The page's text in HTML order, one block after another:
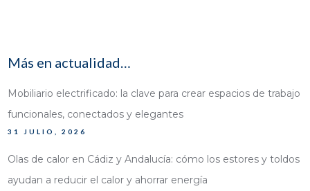
Más en actualidad…
Mobiliario electrificado: la clave para crear espacios de trabajo
funcionales, conectados y elegantes
31 JULIO, 2026
Olas de calor en Cádiz y Andalucía: cómo los estores y toldos
ayudan a reducir el calor y ahorrar energía